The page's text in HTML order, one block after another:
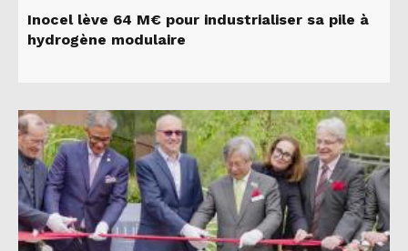
Inocel lève 64 M€ pour industrialiser sa pile à
hydrogène modulaire